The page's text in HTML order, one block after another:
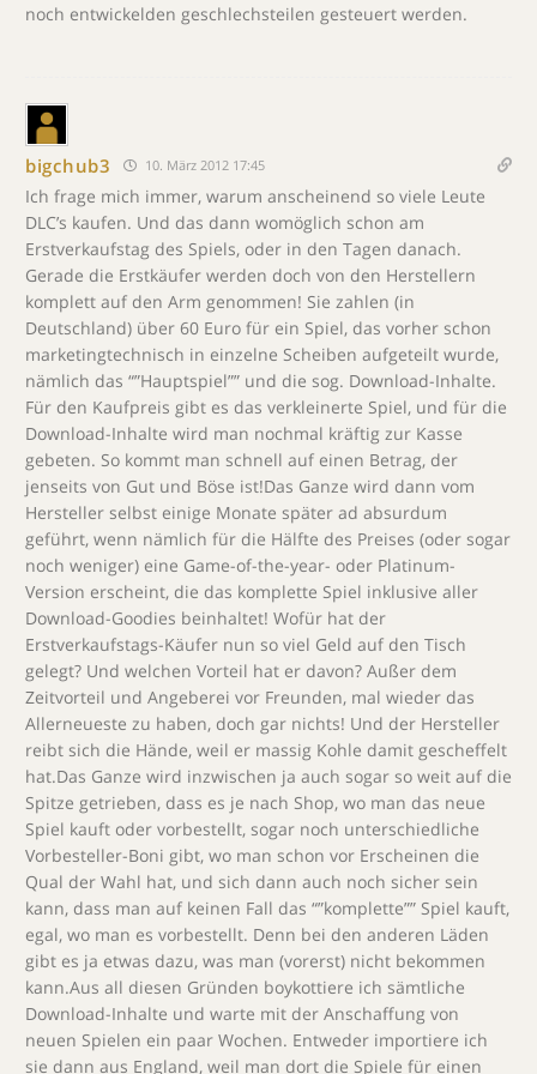
noch entwickelden geschlechsteilen gesteuert werden.
bigchub3 10. März 2012 17:45
Ich frage mich immer, warum anscheinend so viele Leute
DLC’s kaufen. Und das dann womöglich schon am
Erstverkaufstag des Spiels, oder in den Tagen danach.
Gerade die Erstkäufer werden doch von den Herstellern
komplett auf den Arm genommen! Sie zahlen (in
Deutschland) über 60 Euro für ein Spiel, das vorher schon
marketingtechnisch in einzelne Scheiben aufgeteilt wurde,
nämlich das “”Hauptspiel”” und die sog. Download-Inhalte.
Für den Kaufpreis gibt es das verkleinerte Spiel, und für die
Download-Inhalte wird man nochmal kräftig zur Kasse
gebeten. So kommt man schnell auf einen Betrag, der
jenseits von Gut und Böse ist!Das Ganze wird dann vom
Hersteller selbst einige Monate später ad absurdum
geführt, wenn nämlich für die Hälfte des Preises (oder sogar
noch weniger) eine Game-of-the-year- oder Platinum-
Version erscheint, die das komplette Spiel inklusive aller
Download-Goodies beinhaltet! Wofür hat der
Erstverkaufstags-Käufer nun so viel Geld auf den Tisch
gelegt? Und welchen Vorteil hat er davon? Außer dem
Zeitvorteil und Angeberei vor Freunden, mal wieder das
Allerneueste zu haben, doch gar nichts! Und der Hersteller
reibt sich die Hände, weil er massig Kohle damit gescheffelt
hat.Das Ganze wird inzwischen ja auch sogar so weit auf die
Spitze getrieben, dass es je nach Shop, wo man das neue
Spiel kauft oder vorbestellt, sogar noch unterschiedliche
Vorbesteller-Boni gibt, wo man schon vor Erscheinen die
Qual der Wahl hat, und sich dann auch noch sicher sein
kann, dass man auf keinen Fall das “”komplette”” Spiel kauft,
egal, wo man es vorbestellt. Denn bei den anderen Läden
gibt es ja etwas dazu, was man (vorerst) nicht bekommen
kann.Aus all diesen Gründen boykottiere ich sämtliche
Download-Inhalte und warte mit der Anschaffung von
neuen Spielen ein paar Wochen. Entweder importiere ich
sie dann aus England, weil man dort die Spiele für einen